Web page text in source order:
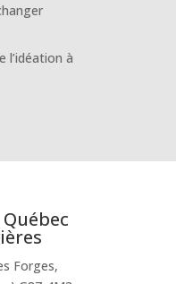
l’idéation à
Forges,